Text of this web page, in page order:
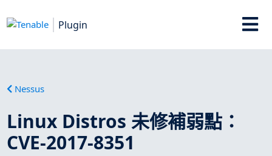
Plugin
Nessus
Linux Distros 未修補弱點：
CVE-2017-8351